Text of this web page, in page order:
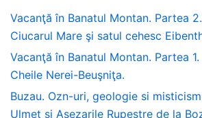
Vacanţă în Banatul Montan. Partea
Ciucarul Mare şi satul cehesc
Vacanţă în Banatul Montan. Partea
Cheile Nerei-Beuşniţa.
Buzau. Ozn-uri, geologie si
Ulmet si Asezarile Rupestre de la